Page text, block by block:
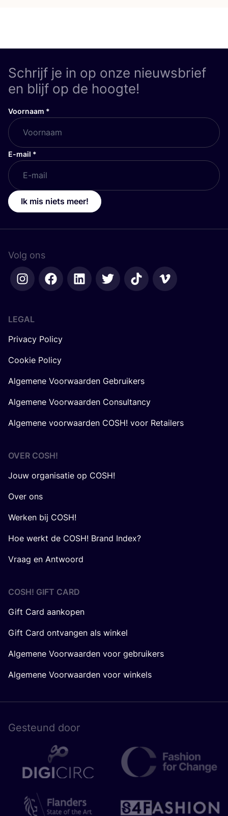
Schrijf je in op onze nieuwsbrief
en blijf op de hoogte!
Voornaam *
E-mail *
Ik mis niets meer!
Volg ons
LEGAL
Privacy Policy
Cookie Policy
Algemene Voorwaarden Gebruikers
Algemene Voorwaarden Consultancy
Algemene voorwaarden COSH! voor Retailers
OVER COSH!
Jouw organisatie op COSH!
Over ons
Werken bij COSH!
Hoe werkt de COSH! Brand Index?
Vraag en Antwoord
COSH! GIFT CARD
Gift Card aankopen
Gift Card ontvangen als winkel
Algemene Voorwaarden voor gebruikers
Algemene Voorwaarden voor winkels
Gesteund door